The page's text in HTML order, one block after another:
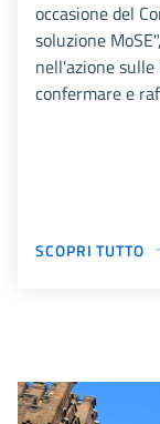
occasione del
soluzione
nell'azione
confermare e
SCOPRI TUTTO